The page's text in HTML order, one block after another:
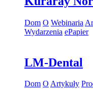
Dom O Webinaria
Wydarzenia ePapier
LM-Dental
Dom O Artykuły